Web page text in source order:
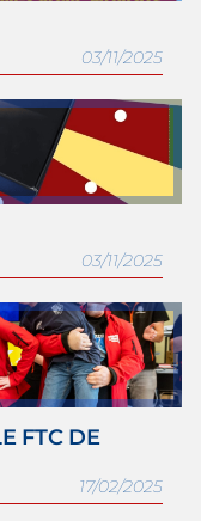
03/11/2025
03/11/2025
FTC DE
17/02/2025